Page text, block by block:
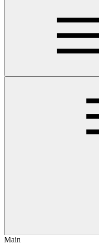
Main